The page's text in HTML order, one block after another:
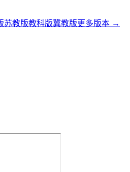
苏教版教科版冀教版更多版本 →